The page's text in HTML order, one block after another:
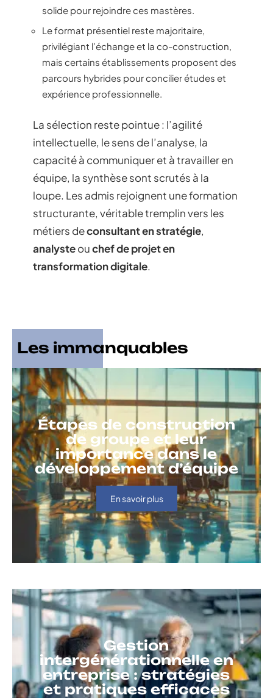
solide pour rejoindre ces mastères.
Le format présentiel reste majoritaire,
privilégiant l’échange et la co-construction,
mais certains établissements proposent des
parcours hybrides pour concilier études et
expérience professionnelle.
La sélection reste pointue : l’agilité
intellectuelle, le sens de l’analyse, la
capacité à communiquer et à travailler en
équipe, la synthèse sont scrutés à la
loupe. Les admis rejoignent une formation
structurante, véritable tremplin vers les
métiers deconsultant en stratégie,
analysteouchef de projet en
transformation digitale.
Les immanquables
Étapes de construction
de groupe et leur
importance dans le
développement d’équipe
En savoir plus
Gestion
intergénérationnelle en
entreprise : stratégies
et pratiques efficaces